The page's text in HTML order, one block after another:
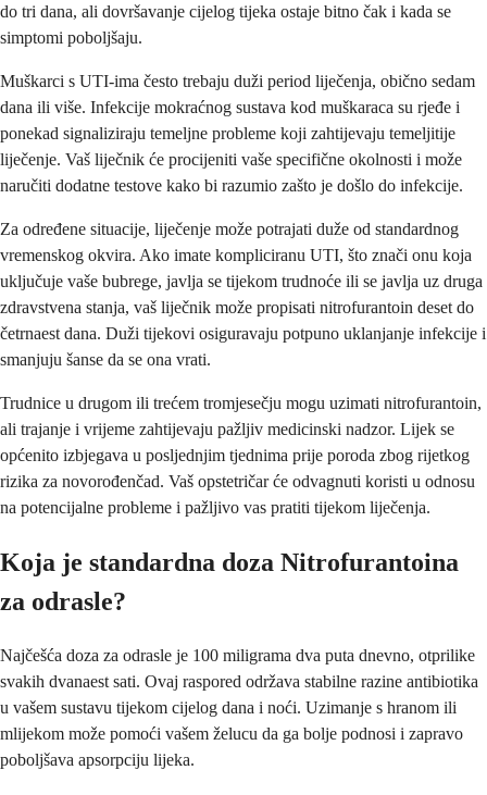
do tri dana, ali dovršavanje cijelog tijeka ostaje bitno čak i kada se
simptomi poboljšaju.
Muškarci s UTI-ima često trebaju duži period liječenja, obično sedam
dana ili više. Infekcije mokraćnog sustava kod muškaraca su rjeđe i
ponekad signaliziraju temeljne probleme koji zahtijevaju temeljitije
liječenje. Vaš liječnik će procijeniti vaše specifične okolnosti i može
naručiti dodatne testove kako bi razumio zašto je došlo do infekcije.
Za određene situacije, liječenje može potrajati duže od standardnog
vremenskog okvira. Ako imate kompliciranu UTI, što znači onu koja
uključuje vaše bubrege, javlja se tijekom trudnoće ili se javlja uz druga
zdravstvena stanja, vaš liječnik može propisati nitrofurantoin deset do
četrnaest dana. Duži tijekovi osiguravaju potpuno uklanjanje infekcije i
smanjuju šanse da se ona vrati.
Trudnice u drugom ili trećem tromjesečju mogu uzimati nitrofurantoin,
ali trajanje i vrijeme zahtijevaju pažljiv medicinski nadzor. Lijek se
općenito izbjegava u posljednjim tjednima prije poroda zbog rijetkog
rizika za novorođenčad. Vaš opstetričar će odvagnuti koristi u odnosu
na potencijalne probleme i pažljivo vas pratiti tijekom liječenja.
Koja je standardna doza Nitrofurantoina
za odrasle?
Najčešća doza za odrasle je 100 miligrama dva puta dnevno, otprilike
svakih dvanaest sati. Ovaj raspored održava stabilne razine antibiotika
u vašem sustavu tijekom cijelog dana i noći. Uzimanje s hranom ili
mlijekom može pomoći vašem želucu da ga bolje podnosi i zapravo
poboljšava apsorpciju lijeka.